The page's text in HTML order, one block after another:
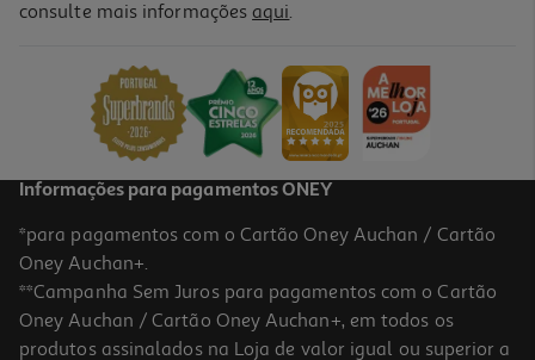
Recarga Mini Rolo De Pintura Universal 60mm Pack 2 Unidades
consulte mais informações aqui.
Informações para pagamentos ONEY
*para pagamentos com o Cartão Oney Auchan / Cartão
Oney Auchan+.
**Campanha Sem Juros para pagamentos com o Cartão
Oney Auchan / Cartão Oney Auchan+, em todos os
produtos assinalados na Loja de valor igual ou superior a